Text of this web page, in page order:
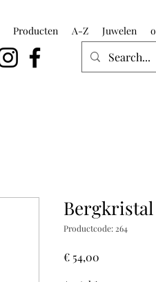
Producten A-Z Juwelen
Bergkristal
Productcode: 264
€ 54,00